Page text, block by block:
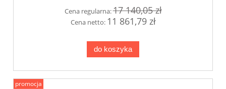
Cena regularna:17 140,05 zł
Cena netto: 11 861,79 zł
do koszyka
promocja